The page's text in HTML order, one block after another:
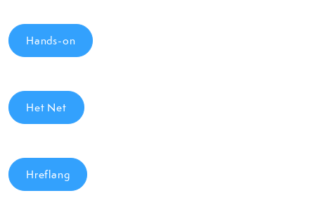
Hands-on
Het Net
Hreflang